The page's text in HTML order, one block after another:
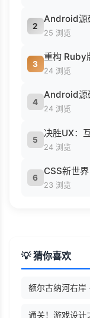
2
25 浏览
3
重构
24 浏览
4
24 浏览
5
24 浏览
6
CSS新世
23 浏览
💡 猜你喜欢
额尔古纳河右岸
通关！游戏设计